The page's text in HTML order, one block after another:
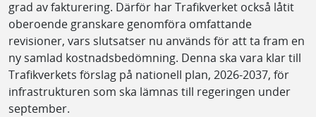
grad av fakturering. Därför har Trafikverket också låtit
oberoende granskare genomföra omfattande
revisioner, vars slutsatser nu används för att ta fram en
ny samlad kostnadsbedömning. Denna ska vara klar till
Trafikverkets förslag på nationell plan, 2026-2037, för
infrastrukturen som ska lämnas till regeringen under
september.